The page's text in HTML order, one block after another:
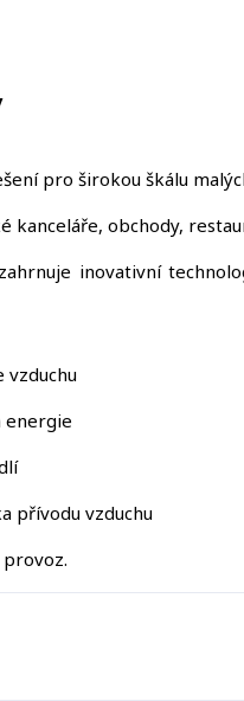
pro širokou škálu
kanceláře, obchody,
inovativní
vzduchu
energie
přívodu vzduchu